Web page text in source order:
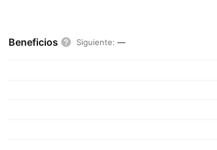
Beneficios Siguiente: —